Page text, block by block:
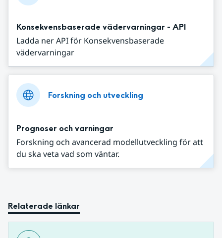
Konsekvensbaserade vädervarningar - API
Ladda ner API för Konsekvensbaserade
vädervarningar
Forskning och utveckling
Prognoser och varningar
Forskning och avancerad modellutveckling för att
du ska veta vad som väntar.
Relaterade länkar